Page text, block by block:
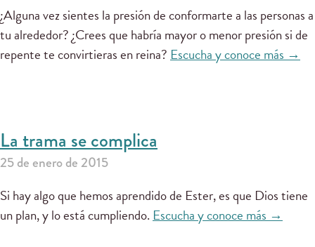
¿Alguna vez sientes la presión de conformarte a las personas a
tu alrededor? ¿Crees que habría mayor o menor presión si de
repente te convirtieras en reina? Escucha y conoce más →
La trama se complica
25 de enero de 2015
Si hay algo que hemos aprendido de Ester, es que Dios tiene
un plan, y lo está cumpliendo.Escucha y conoce más →